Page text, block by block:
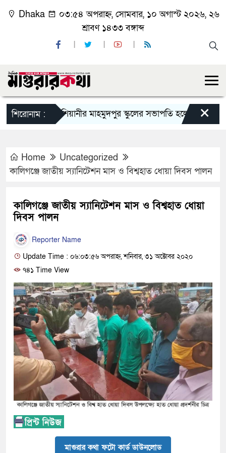
Dhaka
০৩:৫৪ অপরাহ্ন, সোমবার, ১০ অগাস্ট ২০২৬, ২৬
শ্রাবণ ১৪৩৩ বঙ্গাব্দ
শিরোনাম :কাশিয়ানীর মাহমুদপুর স্কুলের সভাপতি হলেন গোবিন্দ ×
Home
Uncategorized
কালিগঞ্জে জাতীয় স্যানিটেশন মাস ও বিশ্বহাত ধোয়া দিবস পালন
কালিগঞ্জে জাতীয় স্যানিটেশন মাস ও বিশ্বহাত ধোয়া
দিবস পালন
Reporter Name
Update Time : ০৬:০৩:৫৬ অপরাহ্ন, শনিবার, ৩১ অক্টোবর ২০২০
৭৪১ Time View
মাগুরার কথা ফটো কার্ড ডাউনলোড